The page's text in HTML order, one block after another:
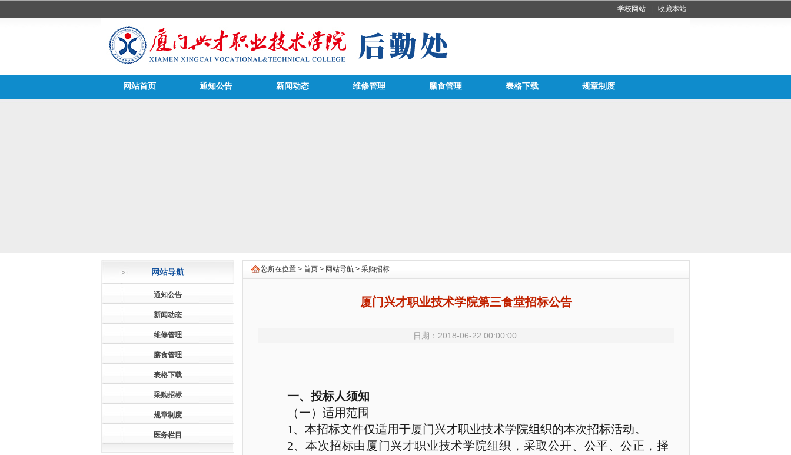
学校网站 收藏本站
网站首页 通知公告 新闻动态 维修管理 膳食管理 表格下载 规章制度
网站导航
通知公告
新闻动态
维修管理
膳食管理
表格下载
采购招标
规章制度
医务栏目
您所在位置 > 首页 > 网站导航 > 采购招标
厦门兴才职业技术学院第三食堂招标公告
日期：2018-06-22 00:00:00
一、投标人须知
（一）适用范围
1 、本招标文件仅适用于厦门兴才职业技术学院组织的本次招标活动。
2、本次招标由厦门兴才职业技术学院组织，采取公开、公平、公正，择